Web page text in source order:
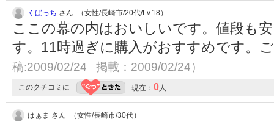
くばっち さん （女性/長崎市/20代/Lv.18）
ここの幕の内はおいしいです。値段も
す。11時過ぎに購入がおすすめです。
稿:2009/02/24 掲載：2009/02/24）
このクチコミに 現在： 0人
はぁま さん （女性/長崎市/30代）